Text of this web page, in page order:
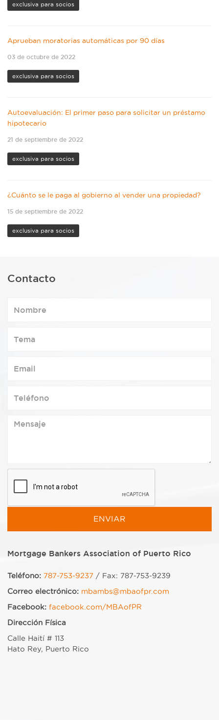
exclusiva para socios
Aprueban moratorias automáticas por 90 días
03 de octubre de 2022
exclusiva para socios
Autoevaluación: El primer paso para solicitar un préstamo
hipotecario
21 de septiembre de 2022
exclusiva para socios
¿Cuánto se le paga al gobierno al vender una propiedad?
15 de septiembre de 2022
exclusiva para socios
Contacto
Mortgage Bankers Association of Puerto Rico
Teléfono: 787-753-9237 / Fax: 787-753-9239
Correo electrónico: mbambs@mbaofpr.com
Facebook: facebook.com/MBAofPR
Dirección Física
Calle Haití # 113
Hato Rey, Puerto Rico